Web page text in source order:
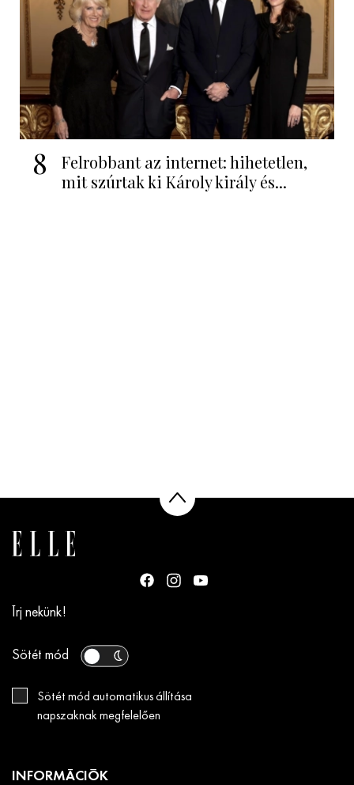
8
Felrobbant az internet: hihetetlen,
mit szúrtak ki Károly király és...
Írj nekünk!
Sötét mód
Sötét mód automatikus állítása
napszaknak megfelelően
INFORMÁCIÓK